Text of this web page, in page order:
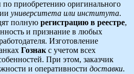
по приобретению оригинального
университета или института.
полную регистрацию в реестре,
и признание в любых
Изготовление
Гознакс учетом всех
При этом, заказчик
и оперативности доставки.